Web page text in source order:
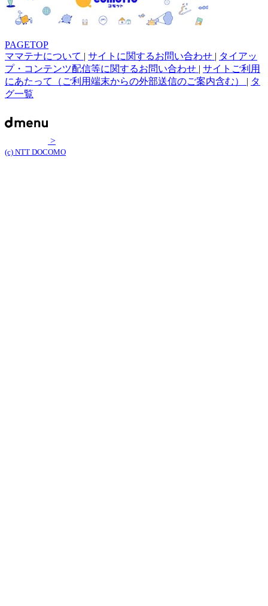
PAGETOP
ママテナについて | サイトに関するお問い合わせ | タイアッ
プ・コンテンツ配信等に関するお問い合わせ | サイトご利用
にあたって（ご利用端末からの外部送信のご案内含む） | タ
グ一覧
>
(c) NTT DOCOMO